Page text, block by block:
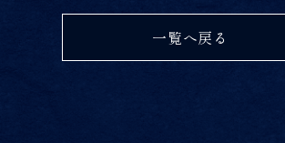
一覧へ戻る